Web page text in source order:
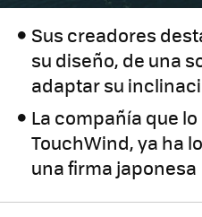
Sus creadores
su diseño, de una
adaptar su
La compañía que
TouchWind, ya ha
una firma japonesa